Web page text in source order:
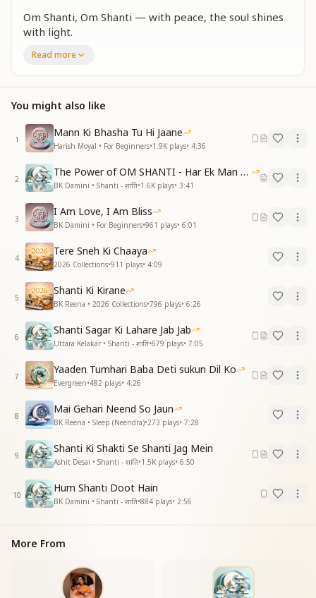
Om Shanti, Om Shanti — with peace, the soul shines
with light.
with light.
Showers of divine light fly forth.
Twinkle, twinkle, twinkle — sparkling rays,
Showers of divine light fly forth.
Om Shanti, Om Shanti — with peace, the soul shines
with light.
Om Shanti, Om Shanti — with peace, the soul shines
with light.
पांडव भवन में, सुंदर मधुबन में, दिव्य प्रभा चमकार रे
पांडव भवन में, सुंदर मधुबन में, दिव्य प्रभा चमकार रे
शांति सागर की, शांति की किरणें, सारे जग में लहराए रे
शांति सागर की, शांति की किरणें, सारे जग में लहराए रे
रिमझिम झिम, रिमझिम झिम — विश्व में बरसे शांति की शीतल बरसात
रे
रिमझिम झिम, रिमझिम झिम — विश्व में बरसे शांति की शीतल बरसात
रे
ओम शांति, ओम शांति, शांति से आत्म उजियार रे
ओम शांति, ओम शांति, शांति से आत्म उजियार रे
In Pandav Bhavan, in beautiful Madhuban, divine
radiance sparkles.
In Pandav Bhavan, in beautiful Madhuban, divine
radiance sparkles.
The rays of peace from the Ocean of Peace spread
across the whole world.
The rays of peace from the Ocean of Peace spread
across the whole world.
Drizzle, drizzle, drizzle — the world receives the
cool rain of peace.
Drizzle, drizzle, drizzle — the world receives the
cool rain of peace.
Om Shanti, Om Shanti — with peace, the soul shines
Om Shanti, Om Shanti — with peace, the soul shines
with light.
Read more
You might also like
1
Mann Ki Bhasha Tu Hi Jaane
Harish Moyal • For Beginners•1.9K plays• 4:36
2
The Power of OM SHANTI - Har Ek Man Mein Shanti
BK Damini • Shanti - शांति•1.6K plays• 3:41
3
I Am Love, I Am Bliss
BK Damini • For Beginners•961 plays• 6:01
4
Tere Sneh Ki Chaaya
2026 Collections•911 plays• 4:09
5
Shanti Ki Kirane
BK Reena • 2026 Collections•796 plays• 6:26
6
Shanti Sagar Ki Lahare Jab Jab
Uttara Kelakar • Shanti - शांति•679 plays• 7:05
7
Yaaden Tumhari Baba Deti sukun Dil Ko
Evergreen•482 plays• 4:26
8
Mai Gehari Neend So Jaun
BK Reena • Sleep (Neendra)•273 plays• 7:28
9
Shanti Ki Shakti Se Shanti Jag Mein
Ashit Desai • Shanti - शांति•1.5K plays• 6:50
10
Hum Shanti Doot Hain
BK Damini • Shanti - शांति•884 plays• 2:56
More From